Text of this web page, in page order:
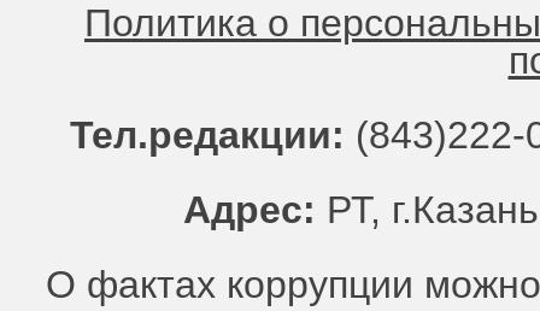
Политика о
Тел.редакции:
Адрес: РТ,
О фактах коррупции